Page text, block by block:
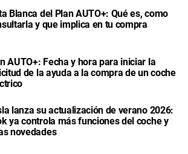
Blanca del Plan AUTO+: Qué es, como
y que implica en tu compra
AUTO+: Fecha y hora para iniciar la
de la ayuda a la compra de un coche
lanza su actualización de verano 2026:
ya controla más funciones del coche y
novedades